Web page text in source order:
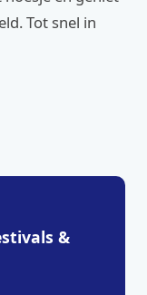
Tot snel in
&